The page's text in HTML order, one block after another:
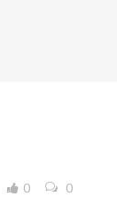
0 0